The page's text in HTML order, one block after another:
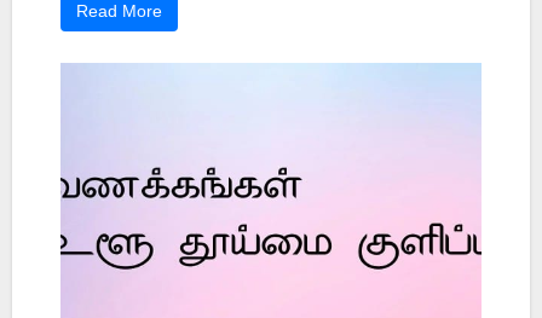
Read More